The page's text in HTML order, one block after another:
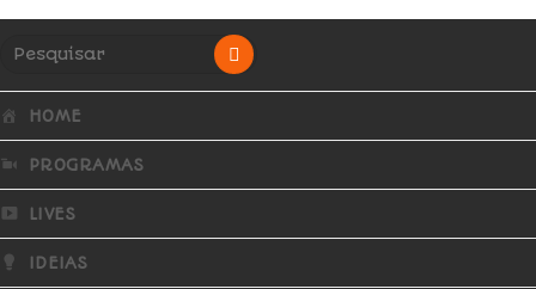
HOME
PROGRAMAS
LIVES
IDEIAS